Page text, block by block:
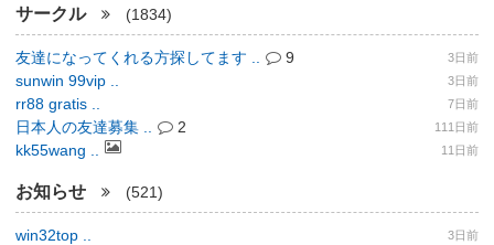
サークル (1834)
友達になってくれる方探してます .. 9 3日前
sunwin 99vip .. 3日前
rr88 gratis .. 7日前
日本人の友達募集 .. 2 111日前
kk55wang .. 11日前
お知らせ (521)
win32top .. 3日前